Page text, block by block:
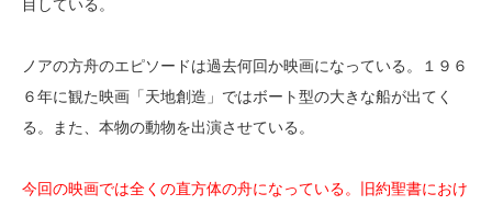
目している。
ノアの方舟のエピソードは過去何回か映画になっている。１９６
６年に観た映画「天地創造」ではボート型の大きな船が出てく
る。また、本物の動物を出演させている。
今回の映画では全くの直方体の舟になっている。旧約聖書におけ